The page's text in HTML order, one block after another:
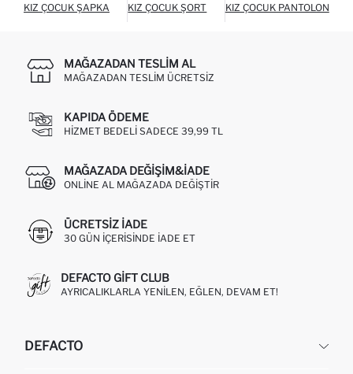
KIZ ÇOCUK ŞAPKA KIZ ÇOCUK ŞORT KIZ ÇOCUK PANTOLON
MAĞAZADAN TESLIM AL
MAĞAZADAN TESLIM ÜCRETSIZ
KAPIDA ÖDEME
HIZMET BEDELI SADECE 39,99 TL
MAĞAZADA DEĞIŞIM&İADE
ONLINE AL MAĞAZADA DEĞIŞTIR
ÜCRETSIZ IADE
30 GÜN IÇERISINDE IADE ET
DEFACTO GIFT CLUB
AYRICALIKLARLA YENILEN, EĞLEN, DEVAM ET!
DEFACTO